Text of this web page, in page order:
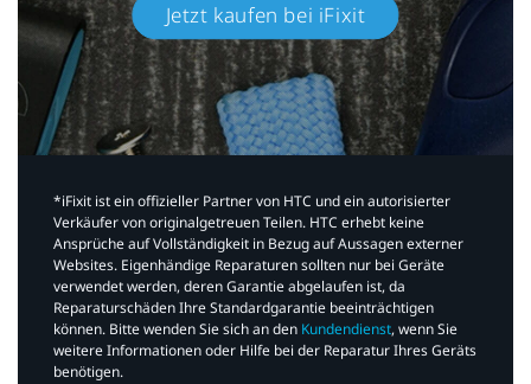
Jetzt kaufen bei iFixit​
*iFixit ist ein offizieller Partner von HTC und ein autorisierter
Verkäufer von originalgetreuen Teilen. HTC erhebt keine
Ansprüche auf Vollständigkeit in Bezug auf Aussagen externer
Websites. Eigenhändige Reparaturen sollten nur bei Geräte
verwendet werden, deren Garantie abgelaufen ist, da
Reparaturschäden Ihre Standardgarantie beeinträchtigen
können. Bitte wenden Sie sich an den Kundendienst, wenn Sie
weitere Informationen oder Hilfe bei der Reparatur Ihres Geräts
benötigen.​